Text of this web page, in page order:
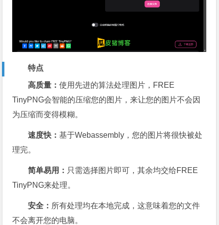
特点
高质量：使用先进的算法处理图片，FREE
TinyPNG会智能的压缩您的图片，来让您的图片不会因
为压缩而变得模糊。
速度快：基于Webassembly，您的图片将很快被处
理完。
简单易用： 只需选择图片即可，其余均交给FREE
TinyPNG来处理。
安全： 所有处理均在本地完成，这意味着您的文件
不会离开您的电脑。